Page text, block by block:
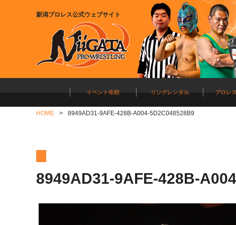
新潟プロレス公式ウェブサイト
イベント依頼 リングレンタル プロレ
HOME 8949AD31-9AFE-428B-A004-5D2C048528B9
8949AD31-9AFE-428B-